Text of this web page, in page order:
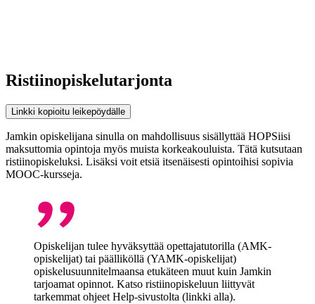
Ristiinopiskelutarjonta
Linkki kopioitu leikepöydälle
Jamkin opiskelijana sinulla on mahdollisuus sisällyttää HOPSiisi
maksuttomia opintoja myös muista korkeakouluista. Tätä kutsutaan
ristiinopiskeluksi. Lisäksi voit etsiä itsenäisesti opintoihisi sopivia
MOOC-kursseja.
Opiskelijan tulee hyväksyttää opettajatutorilla (AMK-
opiskelijat) tai päälliköllä (YAMK-opiskelijat)
opiskelusuunnitelmaansa etukäteen muut kuin Jamkin
tarjoamat opinnot. Katso ristiinopiskeluun liittyvät
tarkemmat ohjeet Help-sivustolta (linkki alla).